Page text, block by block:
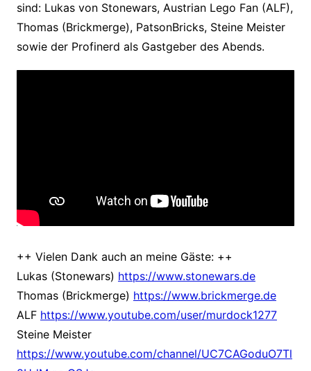
sind: Lukas von Stonewars, Austrian Lego Fan (ALF),
Thomas (Brickmerge), PatsonBricks, Steine Meister
sowie der Profinerd als Gastgeber des Abends.
++ Vielen Dank auch an meine Gäste: ++
Lukas (Stonewars) https://www.stonewars.de
Thomas (Brickmerge) https://www.brickmerge.de
ALF https://www.youtube.com/user/murdock1277
Steine Meister
https://www.youtube.com/channel/UC7CAGoduO7Tl